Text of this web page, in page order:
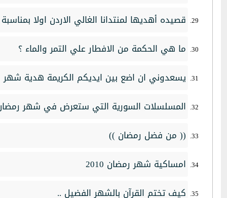
قصيده أهديها لمنتدانا الغالي الاردن اولا
ما هي الحكمة من الافطار علي التمر والماء ؟
يسعدوني ان اضع بين ايديكم الكريمة هدية شهر
المسلسلات السورية التي ستعرض في شهر رمضان
(( من فضل رمضان ))
امساكية شهر رمضان 2010
كيف تختم القرآن بالشهر الفضيل ..